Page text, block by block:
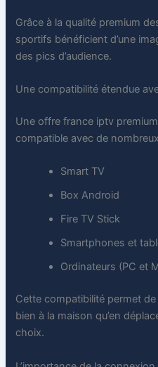
Grâce à la qualité premium
sportifs bénéficient d’une
des pics d’audience.
Une compatibilité étendue
Une offre france iptv
compatible avec de
Smart TV
Box Android
Fire TV Stick
Smartphones et
Ordinateurs (PC et
Cette compatibilité permet
bien à la maison qu’en
choix.